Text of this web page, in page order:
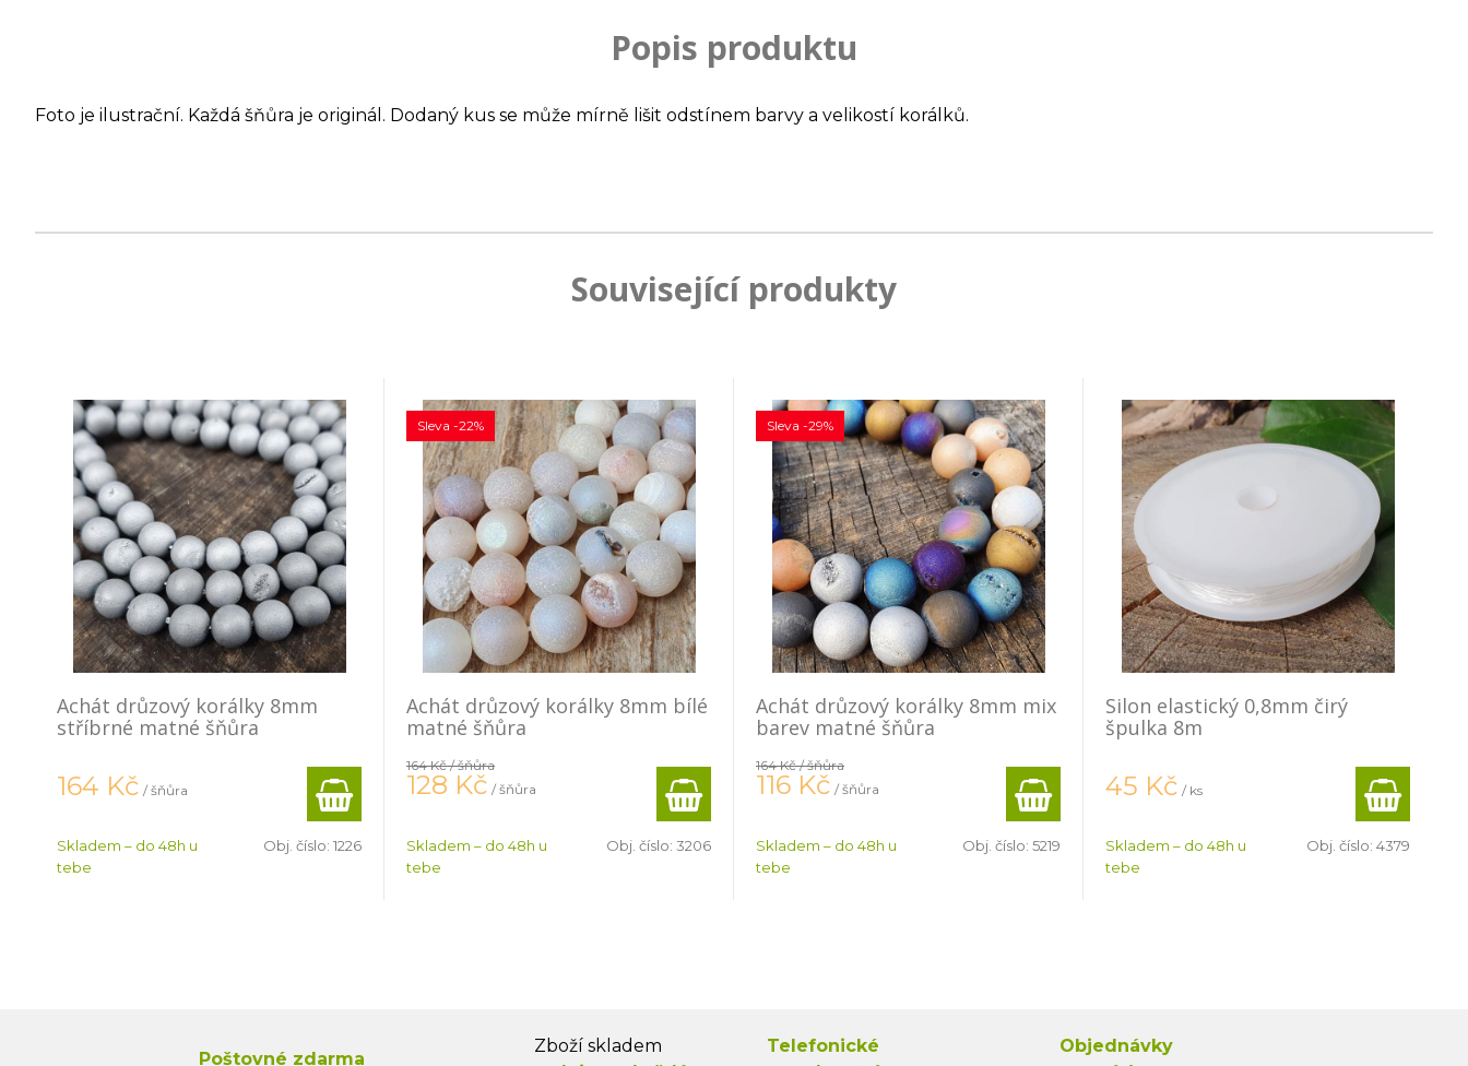
Popis produktu
Foto je ilustrační. Každá šňůra je originál. Dodaný kus se může mírně lišit odstínem barvy a velikostí korálků.
Související produkty
Achát drůzový korálky 8mm
stříbrné matné šňůra
164 Kč / šňůra
Skladem – do 48h u
tebe
Obj. číslo: 1226
Achát drůzový korálky 8mm bílé
matné šňůra
Sleva -22%
164 Kč/ šňůra
128 Kč / šňůra
Skladem – do 48h u
tebe
Obj. číslo: 3206
Achát drůzový korálky 8mm mix
barev matné šňůra
Sleva -29%
164 Kč/ šňůra
116 Kč / šňůra
Skladem – do 48h u
tebe
Obj. číslo: 5219
Silon elastický 0,8mm čirý
špulka 8m
45 Kč / ks
Skladem – do 48h u
tebe
Obj. číslo: 4379
Poštovné zdarma
Zboží skladem
Telefonické
Objednávky